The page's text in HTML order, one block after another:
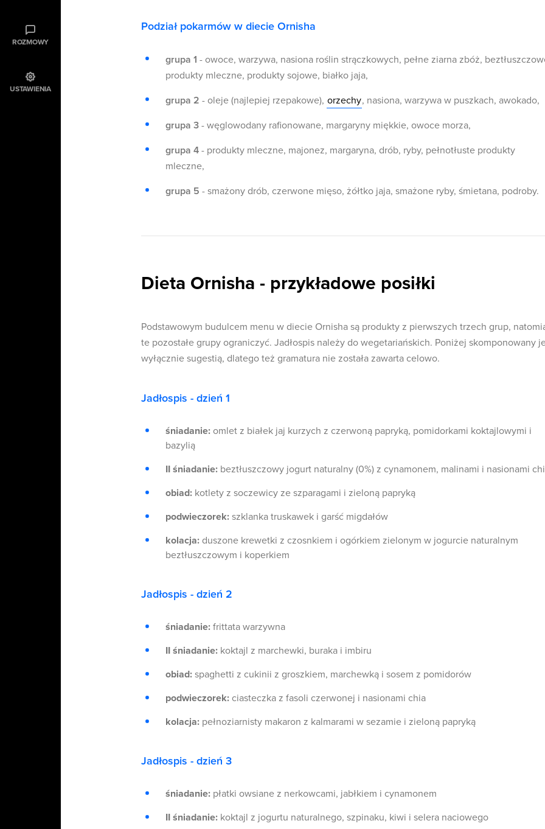
ROZMOWY
USTAWIENIA
Podział pokarmów w diecie Ornisha
grupa 1 - owoce, warzywa, nasiona roślin strączkowych, pełne ziarna zbóż,
produkty mleczne, produkty sojowe, białko jaja,
grupa 2 - oleje (najlepiej rzepakowe), orzechy, nasiona, warzywa w puszkach, awokado,
grupa 3 - węglowodany rafionowane, margaryny miękkie, owoce morza,
grupa 4 - produkty mleczne, majonez, margaryna, drób, ryby, pełnotłuste produkty
mleczne,
grupa 5 - smażony drób, czerwone mięso, żółtko jaja, smażone ryby, śmietana, podroby.
Dieta Ornisha - przykładowe posiłki
Podstawowym budulcem menu w diecie Ornisha są produkty z pierwszych trzech grup,
te pozostałe grupy ograniczyć. Jadłospis należy do wegetariańskich. Poniżej skomponowany
wyłącznie sugestią, dlatego też gramatura nie została zawarta celowo.
Jadłospis - dzień 1
śniadanie: omlet z białek jaj kurzych z czerwoną papryką, pomidorkami koktajlowymi i
bazylią
II śniadanie: beztłuszczowy jogurt naturalny (0%) z cynamonem, malinami i nasionami
obiad: kotlety z soczewicy ze szparagami i zieloną papryką
podwieczorek: szklanka truskawek i garść migdałów
kolacja: duszone krewetki z czosnkiem i ogórkiem zielonym w jogurcie naturalnym
beztłuszczowym i koperkiem
Jadłospis - dzień 2
śniadanie: frittata warzywna
II śniadanie: koktajl z marchewki, buraka i imbiru
obiad: spaghetti z cukinii z groszkiem, marchewką i sosem z pomidorów
podwieczorek: ciasteczka z fasoli czerwonej i nasionami chia
kolacja: pełnoziarnisty makaron z kalmarami w sezamie i zieloną papryką
Jadłospis - dzień 3
śniadanie: płatki owsiane z nerkowcami, jabłkiem i cynamonem
II śniadanie: koktajl z jogurtu naturalnego, szpinaku, kiwi i selera naciowego